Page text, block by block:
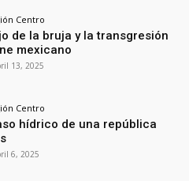
Centro
de la bruja y la transgresión
mexicano
13, 2025
Centro
hídrico de una república
6, 2025